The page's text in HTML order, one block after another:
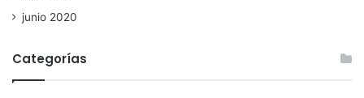
junio 2020
Categorías